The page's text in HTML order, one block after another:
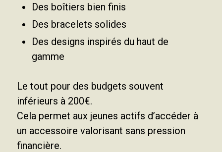
Des boîtiers bien finis
Des bracelets solides
Des designs inspirés du haut de
gamme
Le tout pour des budgets souvent
inférieurs à 200€.
Cela permet aux jeunes actifs d’accéder à
un accessoire valorisant sans pression
financière.